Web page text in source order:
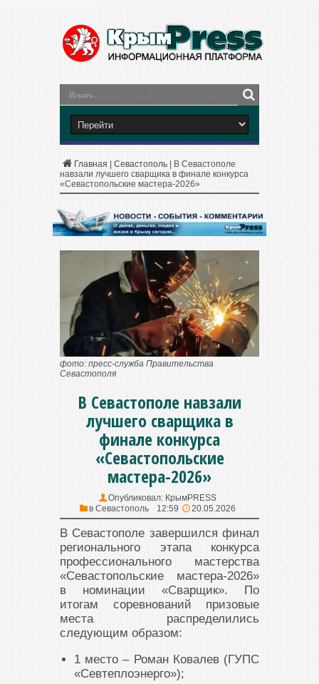
Главная Севастополь
В Севастополе
навзали лучшего сварщика в финале конкурса
«Севастопольские мастера-2026»
фото: пресс-служба Правительства
Севастополя
В Севастополе навзали
лучшего сварщика в
финале конкурса
«Севастопольские
мастера-2026»
Опубликовал: КрымPRESS
в Севастополь 12:59 20.05.2026
В Севастополе завершился финал
регионального этапа конкурса
профессионального мастерства
«Севастопольские мастера-2026»
в номинации «Сварщик». По
итогам соревнований призовые
места распределились
следующим образом:
1 место – Роман Ковалев (ГУПС
«Севтеплоэнерго»);